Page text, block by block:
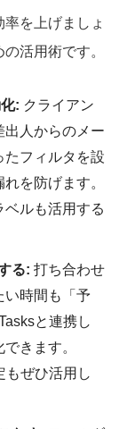
を上げましょ
活用術です。
: クライアン
出人からのメー
たフィルタを設
を防げます。
ベルも活用する
る: 打ち合わせ
い時間も「予
と連携し
きます。
もぜひ活用し